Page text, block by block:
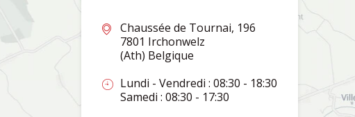
Chaussée de Tournai, 196
7801 Irchonwelz
(Ath) Belgique
Lundi - Vendredi : 08:30 - 18:30
Samedi : 08:30 - 17:30